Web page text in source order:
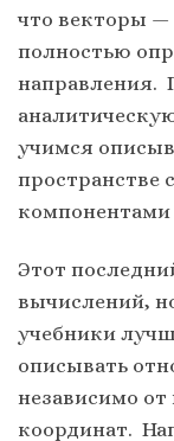
что векторы
полностью
направления.
учимся
пространстве
компонентами
Этот
вычислений,
учебники
описывать
независимо
координат.